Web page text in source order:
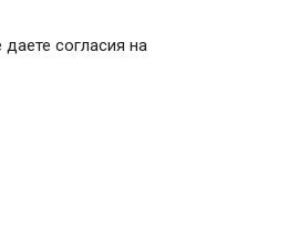
даете согласия на